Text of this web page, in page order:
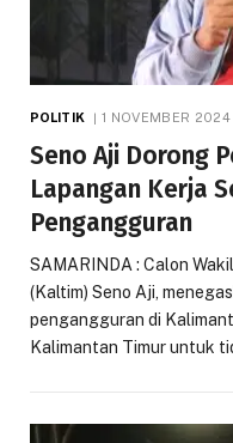
POLITIK 1 NOVEMBER 2024
Seno Aji Dorong
Lapangan Kerja
Pengangguran
SAMARINDA : Calon
(Kaltim) Seno Aji,
pengangguran di
Kalimantan Timur untuk